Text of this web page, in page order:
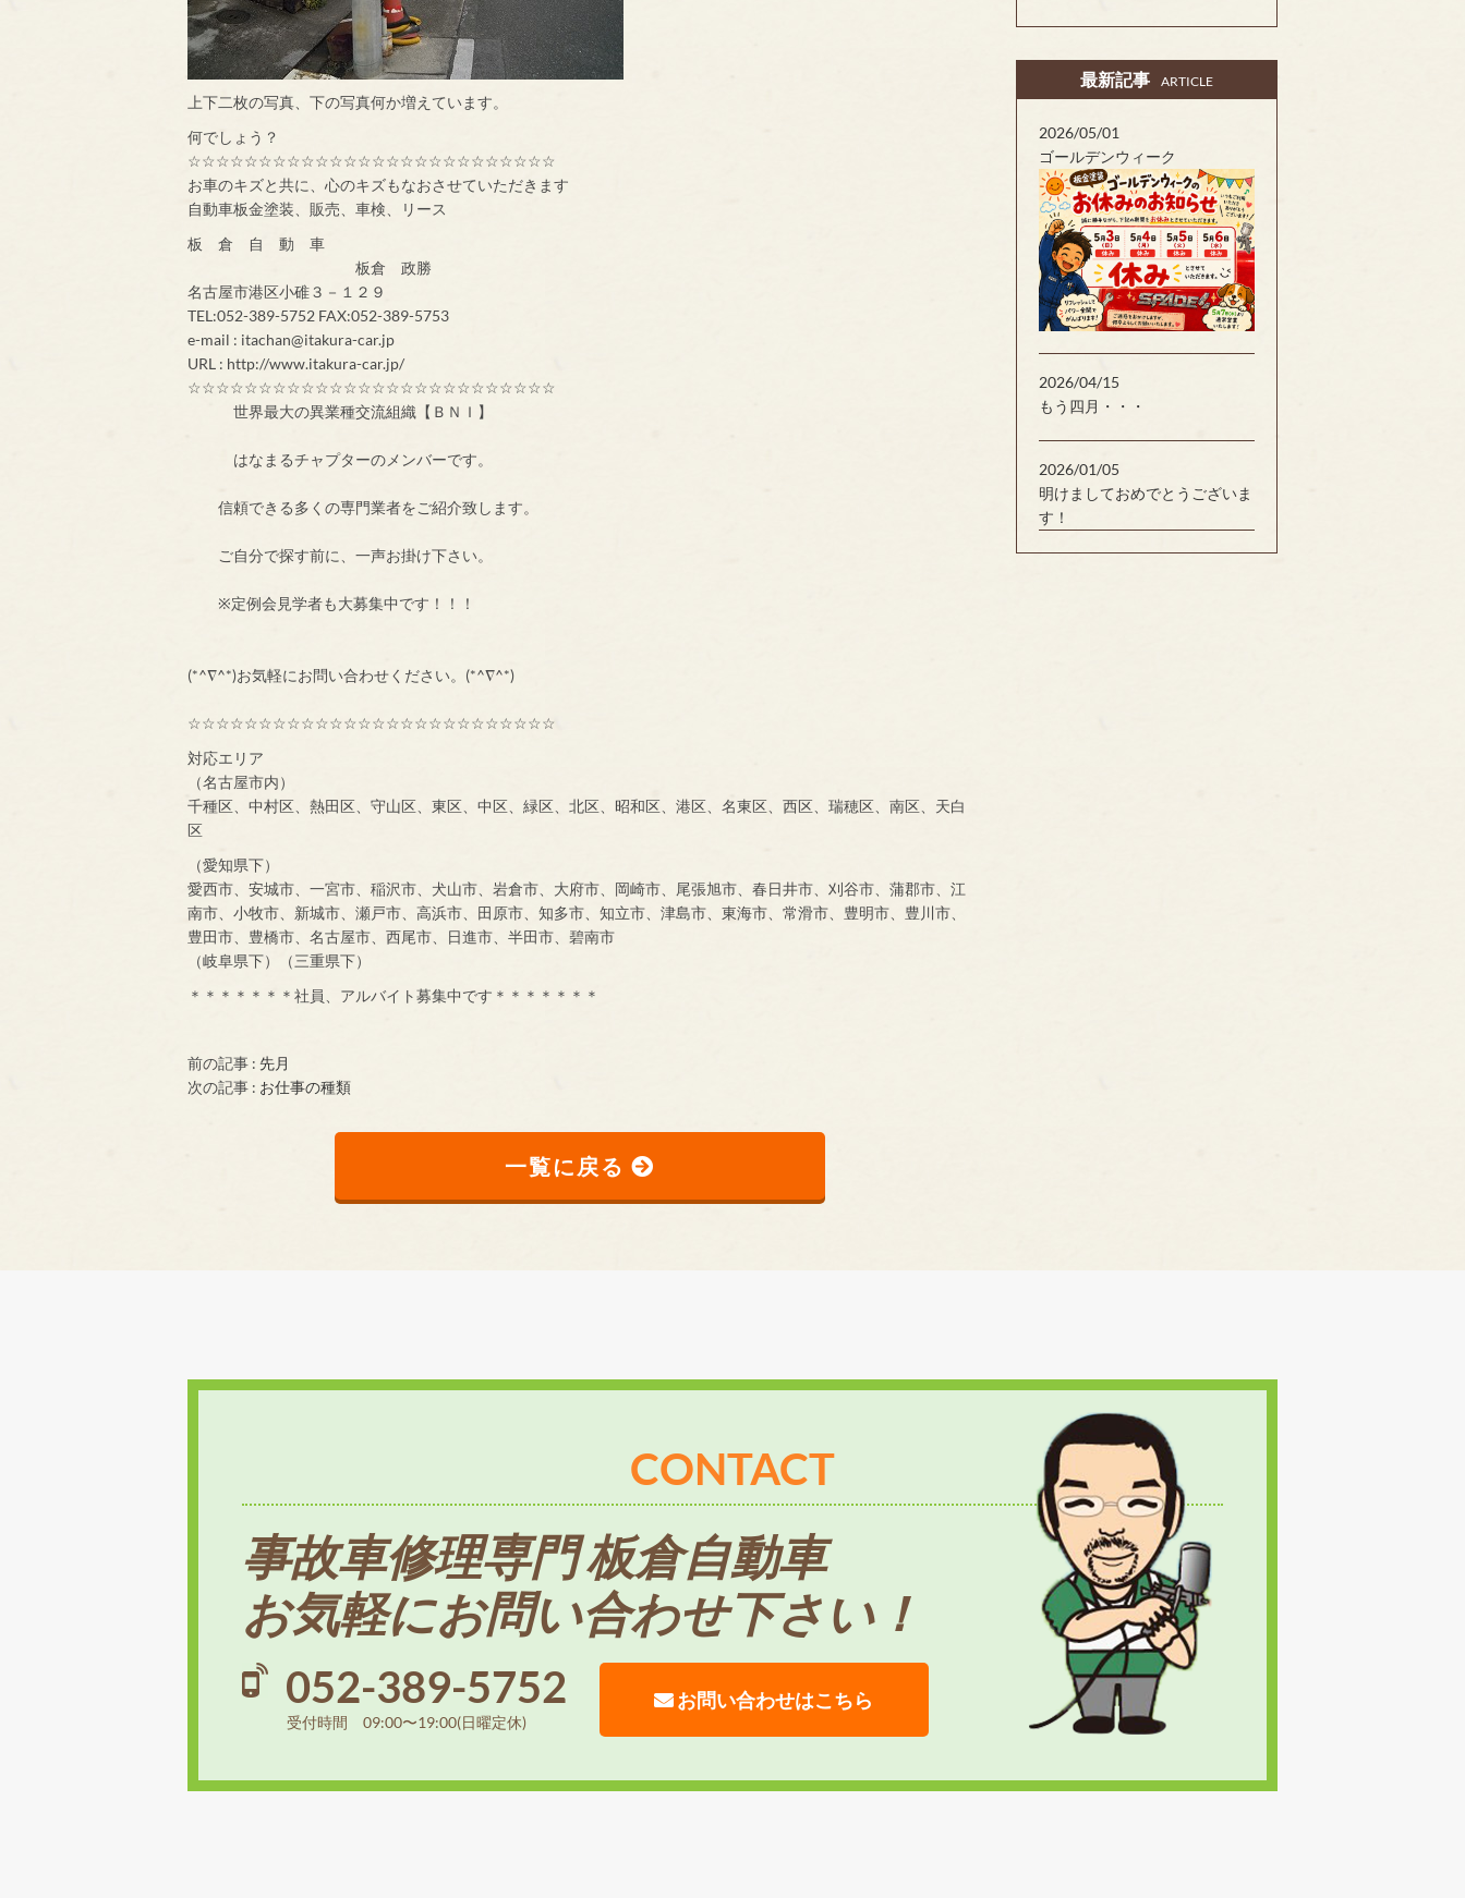
上下二枚の写真、下の写真何か増えています。
何でしょう？
☆☆☆☆☆☆☆☆☆☆☆☆☆☆☆☆☆☆☆☆☆☆☆☆☆☆
お車のキズと共に、心のキズもなおさせていただきます
自動車板金塗装、販売、車検、リース
板 倉 自 動 車
板倉 政勝
名古屋市港区小碓３－１２９
TEL:052-389-5752 FAX:052-389-5753
e-mail : itachan@itakura-car.jp
URL : http://www.itakura-car.jp/
☆☆☆☆☆☆☆☆☆☆☆☆☆☆☆☆☆☆☆☆☆☆☆☆☆☆
世界最大の異業種交流組織【ＢＮＩ】
はなまるチャプターのメンバーです。
信頼できる多くの専門業者をご紹介致します。
ご自分で探す前に、一声お掛け下さい。
※定例会見学者も大募集中です！！！
(*^∇^*)お気軽にお問い合わせください。(*^∇^*)
☆☆☆☆☆☆☆☆☆☆☆☆☆☆☆☆☆☆☆☆☆☆☆☆☆☆
対応エリア
（名古屋市内）
千種区、中村区、熱田区、守山区、東区、中区、緑区、北区、昭和区、港区、名東区、西区、瑞穂区、南区、天白
区
（愛知県下）
愛西市、安城市、一宮市、稲沢市、犬山市、岩倉市、大府市、岡崎市、尾張旭市、春日井市、刈谷市、蒲郡市、江
南市、小牧市、新城市、瀬戸市、高浜市、田原市、知多市、知立市、津島市、東海市、常滑市、豊明市、豊川市、
豊田市、豊橋市、名古屋市、西尾市、日進市、半田市、碧南市
（岐阜県下）（三重県下）
＊＊＊＊＊＊＊社員、アルバイト募集中です＊＊＊＊＊＊＊
前の記事 : 先月
次の記事 : お仕事の種類
一覧に戻る
最新記事 ARTICLE
2026/05/01
ゴールデンウィーク
2026/04/15
もう四月・・・
2026/01/05
明けましておめでとうございま
す！
CONTACT
事故車修理専門 板倉自動車
お気軽にお問い合わせ下さい！
052-389-5752
受付時間 09:00〜19:00(日曜定休)
お問い合わせはこちら